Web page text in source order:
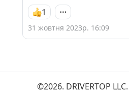
1
31 жовтня 2023р. 16:09
©2026. DRIVERTOP